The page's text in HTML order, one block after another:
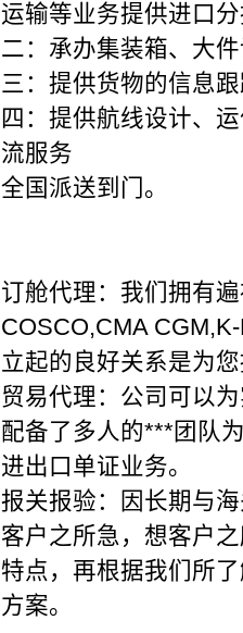
运输等业务提供进口
二：承办集装箱、大
三：提供货物的信息
四：提供航线设计、
流服务
全国派送到门。
订舱代理：我们拥有
COSCO,CMA
立起的良好关系是为
贸易代理：公司可以
配备了多人的***团队
进出口单证业务。
报关报验：因长期与
客户之所急，想客户
特点，再根据我们所
方案。